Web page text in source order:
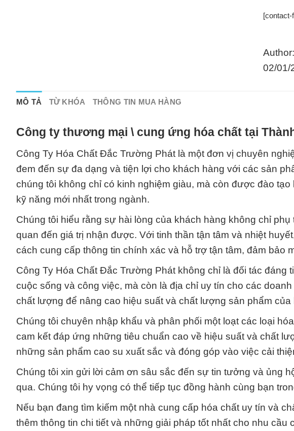
[contact-
02/01/
MÔ TẢ TỪ KHÓA THÔNG TIN MUA HÀNG
Công ty thương mại \ cung ứng hóa chất tại
Công Ty Hóa Chất Đắc Trường Phát là một đơn vị chuyên
đem đến sự đa dạng và tiện lợi cho khách hàng với các sản
chúng tôi không chỉ có kinh nghiệm giàu, mà còn được đào
kỹ năng mới nhất trong ngành.
Chúng tôi hiểu rằng sự hài lòng của khách hàng không chỉ
quan đến giá trị nhận được. Với tinh thần tận tâm và nhiệt
cách cung cấp thông tin chính xác và hỗ trợ tận tâm, đảm bảo
Công Ty Hóa Chất Đắc Trường Phát không chỉ là đối tác đáng
cuộc sống và công việc, mà còn là địa chỉ uy tín cho các
chất lượng để nâng cao hiệu suất và chất lượng sản phẩm của
Chúng tôi chuyên nhập khẩu và phân phối một loạt các loại
cam kết đáp ứng những tiêu chuẩn cao về hiệu suất và chất
những sản phẩm cao su xuất sắc và đóng góp vào việc cải
Chúng tôi xin gửi lời cảm ơn sâu sắc đến sự tin tưởng và ủng
qua. Chúng tôi hy vọng có thể tiếp tục đồng hành cùng bạn
Nếu bạn đang tìm kiếm một nhà cung cấp hóa chất uy tín và
thêm thông tin chi tiết và những giải pháp tốt nhất cho nhu cầu